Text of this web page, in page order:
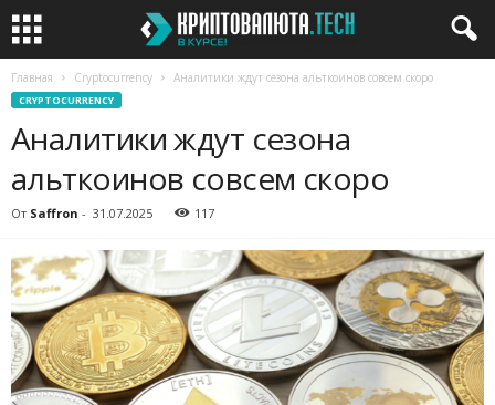
Главная Cryptocurrency Аналитики ждут сезона альткоинов совсем скоро
CRYPTOCURRENCY
Аналитики ждут сезона
альткоинов совсем скоро
От Saffron - 31.07.2025 117